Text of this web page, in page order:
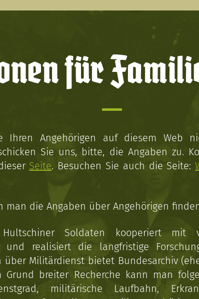
für
Ihren Angehörigen auf diesem Web
Sie uns, bitte, die Angaben zu.
Seite. Besuchen Sie auch die Seite:
man die Angaben über Angehörigen
Soldaten kooperiert mit
und realisiert die langfristige
über Militärdienst bietet Bundesarchiv
Grund breiter Recherche kann man
militärische Laufbahn,